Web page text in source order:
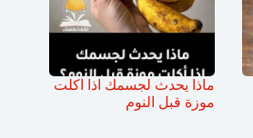
ماذا يحدث لجسمك اذا اكلت
موزة قبل النوم